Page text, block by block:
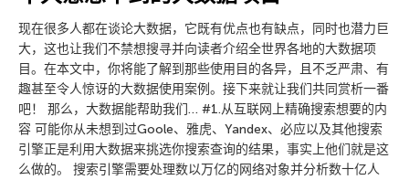
现在很多人都在谈论大数据，它既有优点也有缺点，同时也潜力巨
大，这也让我们不禁想搜寻并向读者介绍全世界各地的大数据项
目。在本文中，你将能了解到那些使用目的各异，且不乏严肃、有
趣甚至令人惊讶的大数据使用案例。接下来就让我们共同赏析一番
吧！ 那么，大数据能帮助我们… #1.从互联网上精确搜索想要的内
容 可能你从未想到过Goole、雅虎、Yandex、必应以及其他搜索
引擎正是利用大数据来挑选你搜索查询的结果，事实上他们就是这
么做的。 搜索引擎需要处理数以万亿的网络对象并分析数十亿人